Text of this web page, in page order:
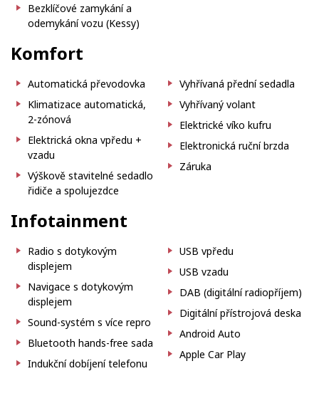
Bezklíčové zamykání a
odemykání vozu (Kessy)
Komfort
Automatická převodovka
Klimatizace automatická,
2-zónová
Elektrická okna vpředu +
vzadu
Výškově stavitelné sedadlo
řidiče a spolujezdce
Vyhřívaná přední sedadla
Vyhřívaný volant
Elektrické víko kufru
Elektronická ruční brzda
Záruka
Infotainment
Radio s dotykovým
displejem
Navigace s dotykovým
displejem
Sound-systém s více repro
Bluetooth hands-free sada
Indukční dobíjení telefonu
USB vpředu
USB vzadu
DAB (digitální radiopříjem)
Digitální přístrojová deska
Android Auto
Apple Car Play